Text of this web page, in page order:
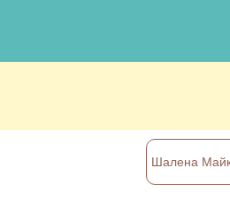
Шалена